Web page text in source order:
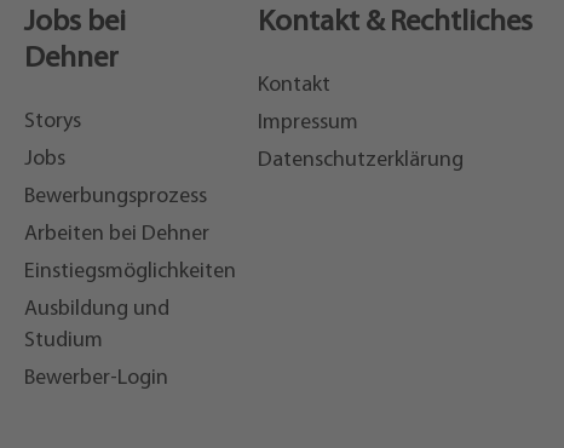
Jobs bei
Dehner
Storys
Jobs
Bewerbungsprozess
Arbeiten bei Dehner
Einstiegsmöglichkeiten
Ausbildung und
Studium
Bewerber-Login
Kontakt & Rechtliches
Kontakt
Impressum
Datenschutzerklärung